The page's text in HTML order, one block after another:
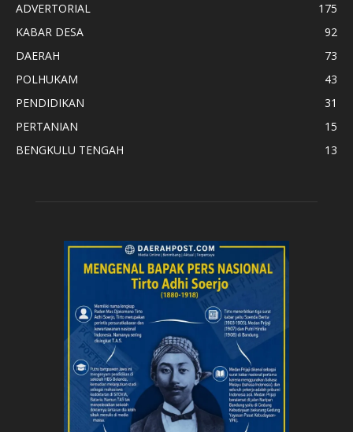
ADVERTORIAL
175
KABAR DESA
92
DAERAH
73
POLHUKAM
43
PENDIDIKAN
31
PERTANIAN
15
BENGKULU TENGAH
13